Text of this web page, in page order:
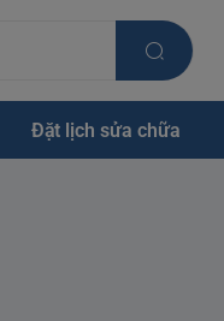
Đặt lịch sửa chữa